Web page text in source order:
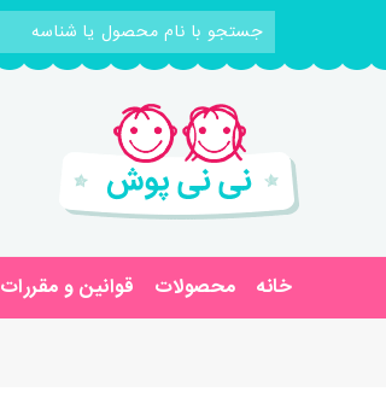
خانه محصولات قوانین و مقررات